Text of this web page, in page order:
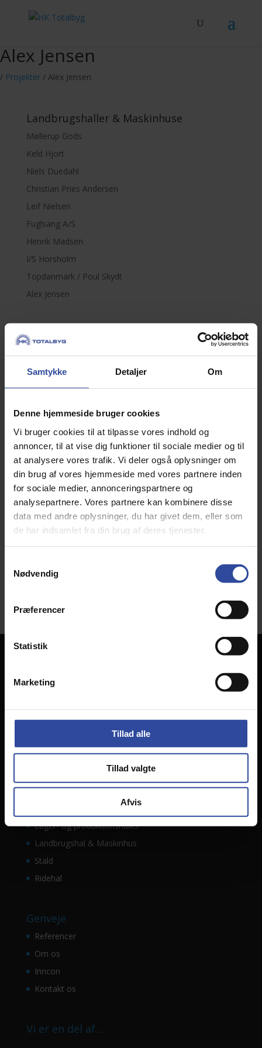
Samtykke Detaljer Om
Denne hjemmeside bruger cookies
Vi bruger cookies til at tilpasse vores indhold og
annoncer, til at vise dig funktioner til sociale medier og til
at analysere vores trafik. Vi deler også oplysninger om
din brug af vores hjemmeside med vores partnere inden
for sociale medier, annonceringspartnere og
analysepartnere. Vores partnere kan kombinere disse
data med andre oplysninger, du har givet dem, eller som
de har indsamlet fra din brug af deres tjenester.
Nødvendig
Præferencer
Statistik
Marketing
Tillad alle
Tillad valgte
Afvis
Alex Jensen
/ Projekter / Alex Jensen
Landbrugshaller & Maskinhuse
Møllerup Gods
Keld Hjort
Niels Duedahl
Christian Pries Andersen
Leif Nielsen
Fuglsang A/S
Henrik Madsen
I/S Horsholm
Topdanmark / Poul Skydt
Alex Jensen
Kunde:Alex Jensen
Byggeår:2014
Projekt:Maskinhus, 252 m2
facaderne. HK Totalbyg har udført tømrerentreprisen
samt projekteringen
Bjørnkærvej 16
Mail:info@hk-totalbyg.dk
Domicil
Lager- og produktionshaller
Landbrugshal & Maskinhus
Stald
Ridehal
Genveje
Referencer
Om os
Inncon
Kontakt os
Vi er en del af…